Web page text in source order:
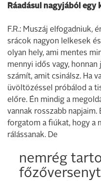
Ráadásul nagyjából
F.R.: Muszáj elfogadniuk,
srácok nagyon lelkesek
olyan hely, ami mentes
mennyi idős vagy,
számít, amit csinálsz. Ha
üvöltözéssel próbálod a
előre. Én mindig a
vannak rosszabb
forgatom a fiúkat, hogy a
rálássanak. De
nemrég